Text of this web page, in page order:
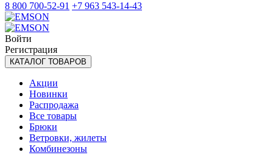
8 800 700-52-91 +7 963 543-14-43
Войти
Регистрация
КАТАЛОГ ТОВАРОВ
Акции
Новинки
Распродажа
Все товары
Брюки
Ветровки, жилеты
Комбинезоны